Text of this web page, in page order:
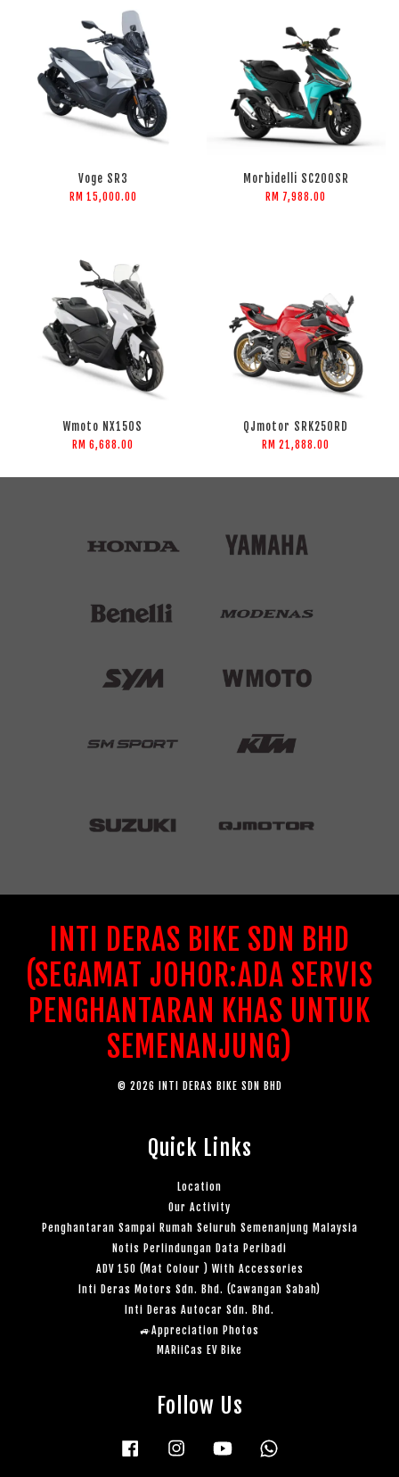
Voge SR3
RM 15,000.00
Morbidelli SC200SR
RM 7,988.00
Wmoto NX150S
RM 6,688.00
QJmotor SRK250RD
RM 21,888.00
INTI DERAS BIKE SDN BHD
(SEGAMAT JOHOR:ADA SERVIS
PENGHANTARAN KHAS UNTUK
SEMENANJUNG)
© 2026 INTI DERAS BIKE SDN BHD
Quick Links
Location
Our Activity
Penghantaran Sampai Rumah Seluruh Semenanjung Malaysia
Notis Perlindungan Data Peribadi
ADV 150 (Mat Colour ) With Accessories
Inti Deras Motors Sdn. Bhd. (Cawangan Sabah)
Inti Deras Autocar Sdn. Bhd.
🚙Appreciation Photos
MARiiCas EV Bike
Follow Us
Facebook Instagram YouTube